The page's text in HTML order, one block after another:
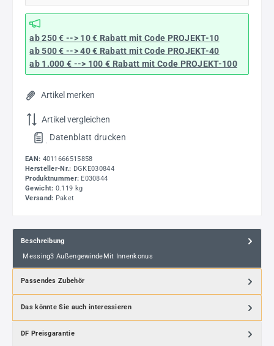
ab 250 € --> 10 € Rabatt mit Code PROJEKT-10
ab 500 € --> 40 € Rabatt mit Code PROJEKT-40
ab 1.000 € --> 100 € Rabatt mit Code PROJEKT-100
Artikel merken
Artikel vergleichen
. Datenblatt drucken
EAN: 4011666515858
Hersteller-Nr.: DGKE030844
Produktnummer: E030844
Gewicht: 0.119 kg
Versand: Paket
Beschreibung
Messing3 AußengewindeMit Innenkonus
Passendes Zubehör
Das könnte Sie auch interessieren
DF Preisgarantie